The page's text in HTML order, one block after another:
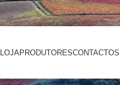
LOJAPRODUTORESCONTACTOS